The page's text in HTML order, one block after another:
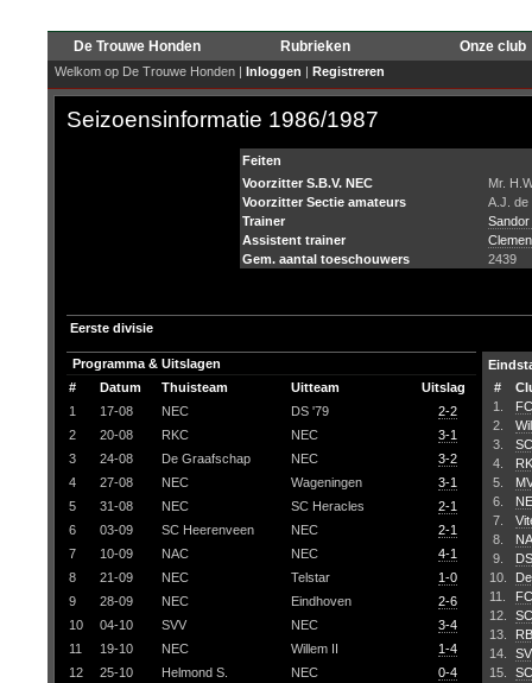
De Trouwe Honden Rubrieken Onze club
Welkom op De Trouwe Honden | Inloggen | Registreren
Seizoensinformatie 1986/1987
Feiten
Voorzitter S.B.V. NEC
Mr.
Voorzitter Sectie amateurs
A.J. de
Trainer
Assistent trainer
Gem. aantal toeschouwers
2439
Eerste divisie
Programma & Uitslagen
#
Datum Thuisteam Uitteam
Uitslag
1
17-08 NEC DS '79
2-2
2
20-08 RKC NEC
3-1
3
24-08 De Graafschap NEC
3-2
4
27-08 NEC Wageningen
3-1
5
31-08 NEC SC Heracles
2-1
6
03-09 SC Heerenveen NEC
2-1
7
10-09 NAC NEC
4-1
8
21-09 NEC Telstar
1-0
9
28-09 NEC Eindhoven
2-6
10
04-10 SVV NEC
3-4
11
19-10 NEC Willem II
1-4
12
25-10 Helmond S. NEC
0-4
#
1.
2.
3.
4.
5.
6.
7.
8.
9.
10.
11.
12.
13.
14.
15.